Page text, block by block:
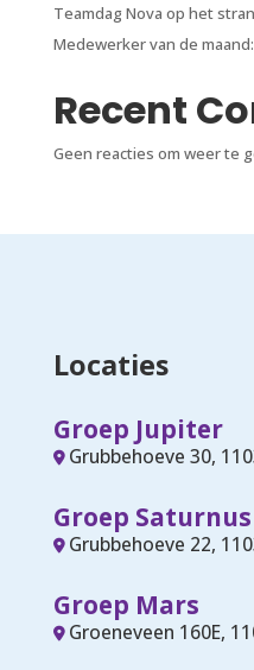
Teamdag Nova op het
Medewerker van de
Recent
Geen reacties om weer te
Locaties
Groep Jupiter
Grubbehoeve 30,
Groep Saturnus
Grubbehoeve 22,
Groep Mars
Groeneveen 160E,